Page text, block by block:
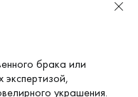
брака или
украшения.